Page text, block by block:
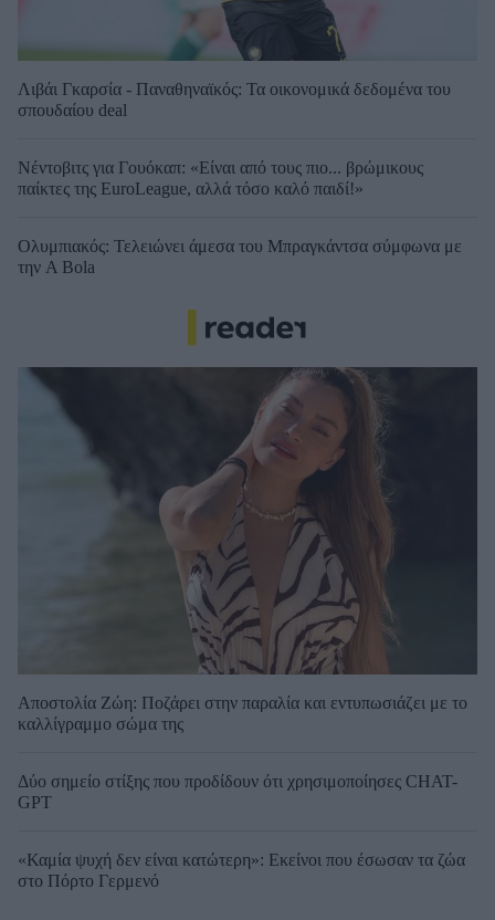
Λιβάι Γκαρσία - Παναθηναϊκός: Τα οικονομικά δεδομένα του
σπουδαίου deal
Νέντοβιτς για Γουόκαπ: «Είναι από τους πιο... βρώμικους
παίκτες της EuroLeague, αλλά τόσο καλό παιδί!»
Ολυμπιακός: Τελειώνει άμεσα του Μπραγκάντσα σύμφωνα με
την A Bola
Αποστολία Ζώη: Ποζάρει στην παραλία και εντυπωσιάζει με το
καλλίγραμμο σώμα της
Δύο σημείο στίξης που προδίδουν ότι χρησιμοποίησες CHAT-
GPT
«Καμία ψυχή δεν είναι κατώτερη»: Εκείνοι που έσωσαν τα ζώα
στο Πόρτο Γερμενό